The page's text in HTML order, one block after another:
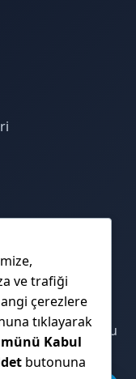
İstanbul Anadolu
ve trafiği
çerezlere
tıklayarak
Kabul
butonuna